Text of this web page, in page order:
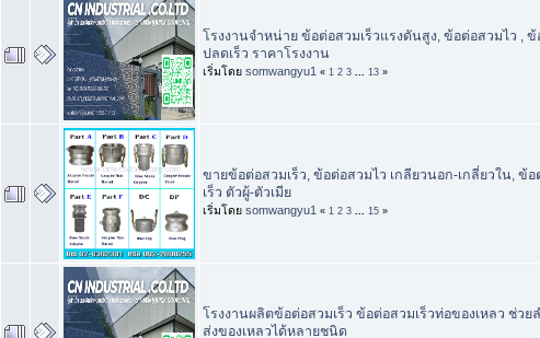
โรงงานจำหน่าย ข้อต่อสวมเร็วแรงดันสูง, ข้อต่อสวมไว , ข้
ปลดเร็ว ราคาโรงงาน
เริ่มโดยsomwangyu1 «1 2 3 ...13 »
ขายข้อต่อสวมเร็ว, ข้อต่อสวมไว เกลียวนอก-เกลี่ยวใน, ข้
เร็ว ตัวผู้-ตัวเมีย
เริ่มโดยsomwangyu1 «1 2 3 ...15 »
โรงงานผลิตข้อต่อสวมเร็ว ข้อต่อสวมเร็วท่อของเหลว ช่วย
ส่งของเหลวได้หลายชนิด